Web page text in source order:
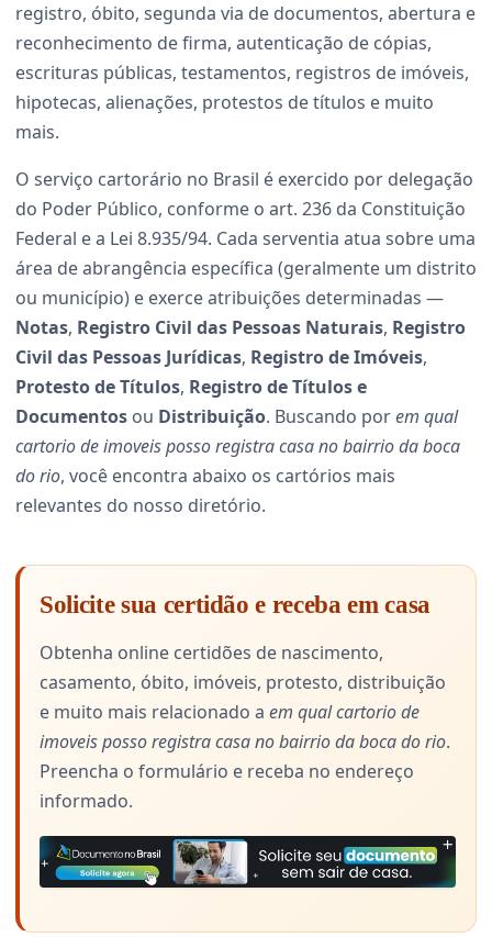
registro, óbito, segunda via de documentos, abertura e
reconhecimento de firma, autenticação de cópias,
escrituras públicas, testamentos, registros de imóveis,
hipotecas, alienações, protestos de títulos e muito
mais.
O serviço cartorário no Brasil é exercido por delegação
do Poder Público, conforme o art. 236 da Constituição
Federal e a Lei 8.935/94. Cada serventia atua sobre uma
área de abrangência específica (geralmente um distrito
ou município) e exerce atribuições determinadas —
Notas, Registro Civil das Pessoas Naturais, Registro
Civil das Pessoas Jurídicas, Registro de Imóveis,
Protesto de Títulos, Registro de Títulos e
Documentos ou Distribuição. Buscando porem qual
cartorio de imoveis posso registra casa no bairrio da boca
do rio, você encontra abaixo os cartórios mais
relevantes do nosso diretório.
Solicite sua certidão e receba em casa
Obtenha online certidões de nascimento,
casamento, óbito, imóveis, protesto, distribuição
e muito mais relacionado a em qual cartorio de
imoveis posso registra casa no bairrio da boca do rio.
Preencha o formulário e receba no endereço
informado.